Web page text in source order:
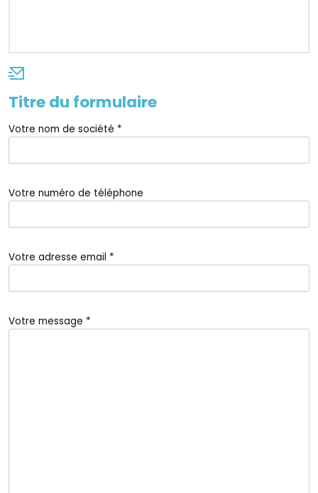
Titre du formulaire
Votre nom de société *
Votre numéro de téléphone
Votre adresse email *
Votre message *